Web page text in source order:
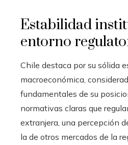
Estabilidad
entorno
Chile destaca por su sólida
macroeconómica,
fundamentales de su
normativas claras que
extranjera, una percepción
la de otros mercados de la